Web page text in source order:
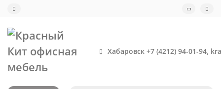
Хабаровск +7 (4212) 94-01-94,